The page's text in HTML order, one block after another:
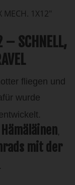
MECH. 1X12"
– SCHNELL,
fliegen und
wurde
Hämäläinen,
mit der
.